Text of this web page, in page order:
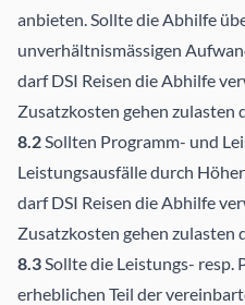
anbieten. Sollte die Abhilfe
unverhältnismässigen
darf DSI Reisen die Abhilfe
Zusatzkosten gehen zulasten
8.2Sollten Programm- und
Leistungsausfälle durch
darf DSI Reisen die Abhilfe
Zusatzkosten gehen zulasten
8.3Sollte die Leistungs- resp.
erheblichen Teil der